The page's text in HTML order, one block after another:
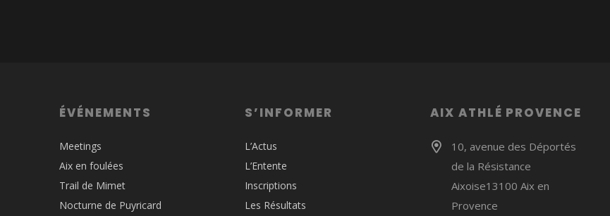
ÉVÉNEMENTS
Meetings
Aix en foulées
Trail de Mimet
Nocturne de Puyricard
S’INFORMER
L’Actus
L’Entente
Inscriptions
Les Résultats
AIX ATHLÉ PROVENCE
10, avenue des Déportés
de la Résistance
Aixoise13100 Aix en
Provence